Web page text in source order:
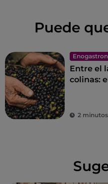
Puede
Entre el
colinas:
2 minutos